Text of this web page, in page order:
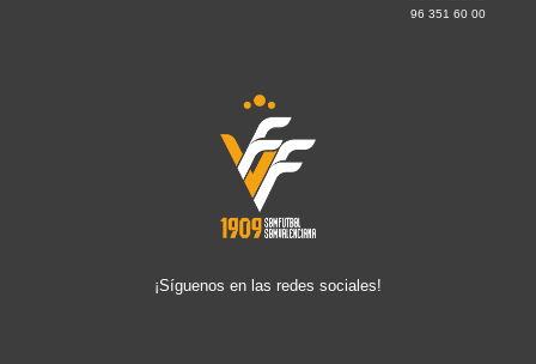
96 351 60 00
¡Síguenos en las redes sociales!